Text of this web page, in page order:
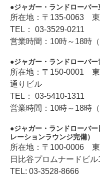
ジャガー・ランドローバー
所在地：〒135-0063
TEL： 03-3529-0211
営業時間：10時～18時
ジャガー・ランドローバー
所在地：〒150-0001
通りビル
TEL： 03-5410-1311
営業時間：10時～18時（
ジャガー・ランドローバ
レーションラウンジ完備）
所在地：〒100-0006
日比谷プロムナードビル
TEL: 03-3528-8666